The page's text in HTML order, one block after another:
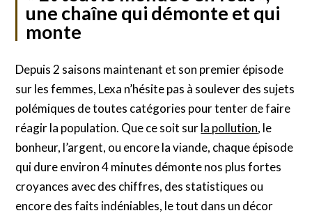
une chaîne qui démonte et qui
monte
Depuis 2 saisons maintenant et son premier épisode
sur les femmes, Lexa n’hésite pas à soulever des sujets
polémiques de toutes catégories pour tenter de faire
réagir la population. Que ce soit surla pollution, le
bonheur, l’argent, ou encore la viande, chaque épisode
qui dure environ 4 minutes démonte nos plus fortes
croyances avec des chiffres, des statistiques ou
encore des faits indéniables, le tout dans un décor